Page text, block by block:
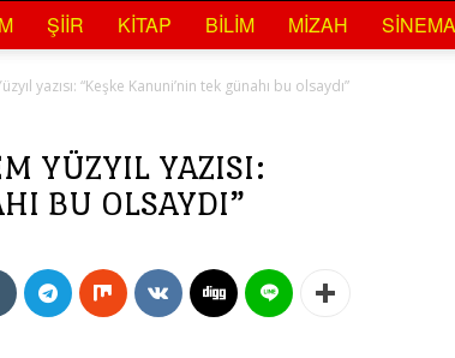
ŞIIR KITAP BILIM MIZAH SINEMA
yazısı: “Keşke Kanuni’nin tek günahı bu olsaydı”
YÜZYIL YAZISI:
BU OLSAYDI”